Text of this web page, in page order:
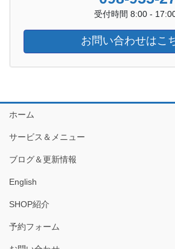
受付時間 8:00 -
お問い合わせはこ
ホーム
サービス＆メニュー
ブログ＆更新情報
English
SHOP紹介
予約フォーム